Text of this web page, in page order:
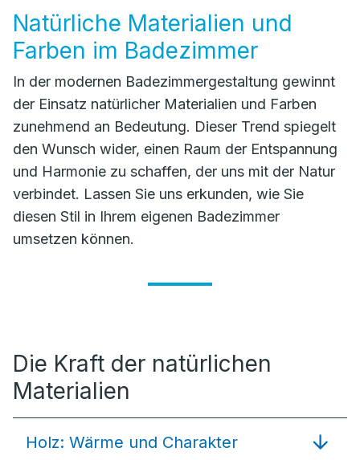
Natürliche Materialien und
Farben im Badezimmer
In der modernen Badezimmergestaltung gewinnt
der Einsatz natürlicher Materialien und Farben
zunehmend an Bedeutung. Dieser Trend spiegelt
den Wunsch wider, einen Raum der Entspannung
und Harmonie zu schaffen, der uns mit der Natur
verbindet. Lassen Sie uns erkunden, wie Sie
diesen Stil in Ihrem eigenen Badezimmer
umsetzen können.
Die Kraft der natürlichen
Materialien
Holz: Wärme und Charakter